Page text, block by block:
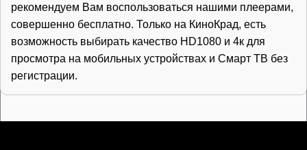
рекомендуем Вам воспользоваться нашими плеерами,
совершенно бесплатно. Только на КиноКрад, есть
возможность выбирать качество HD1080 и 4к для
просмотра на мобильных устройствах и Смарт ТВ без
регистрации.